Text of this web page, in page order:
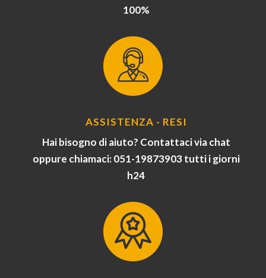
100%
ASSISTENZA - RESI
Hai bisogno di aiuto? Contattaci via chat
oppure chiamaci: 051-19873903 tutti i giorni
h24